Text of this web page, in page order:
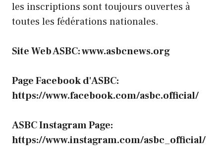
les inscriptions sont toujours ouvertes à
toutes les fédérations nationales.
Site Web ASBC: www.asbcnews.org
Page Facebook d'ASBC:
https://www.facebook.com/asbc.official/
ASBC Instagram Page:
https://www.instagram.com/asbc_official/